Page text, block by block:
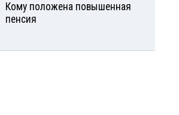
Кому положена повышенная
пенсия